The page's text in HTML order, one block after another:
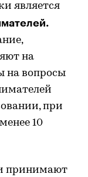
является
на
на вопросы
при
10
принимают